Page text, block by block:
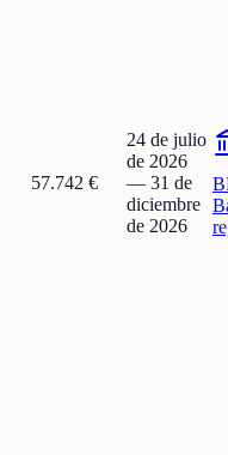
57.742 €
24 de julio
de 2026
— 31 de
diciembre
de 2026